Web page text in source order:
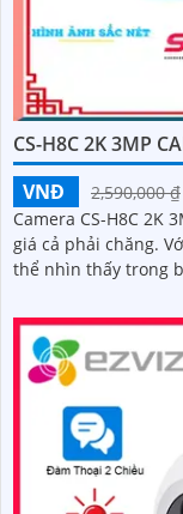
CS-H8C 2K 3MP
VNĐ
2,590,000 ₫
Camera CS-H8C 2K
giá cả phải chăng. Với công nghệ thiếu sáng Hồng Ngoại, nó có
thể nhìn thấy trong